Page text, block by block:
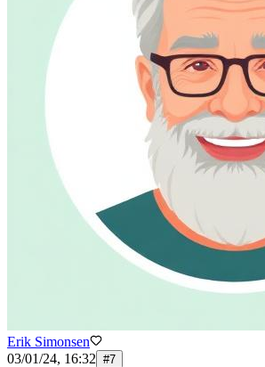
Erik Simonsen
03/01/24, 16:32 #7